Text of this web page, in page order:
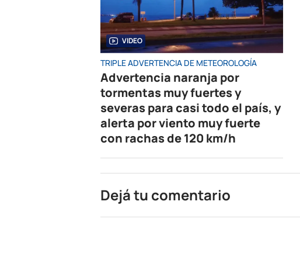
VIDEO
TRIPLE ADVERTENCIA DE METEOROLOGÍA
Advertencia naranja por
tormentas muy fuertes y
severas para casi todo el país, y
alerta por viento muy fuerte
con rachas de 120 km/h
Dejá tu comentario